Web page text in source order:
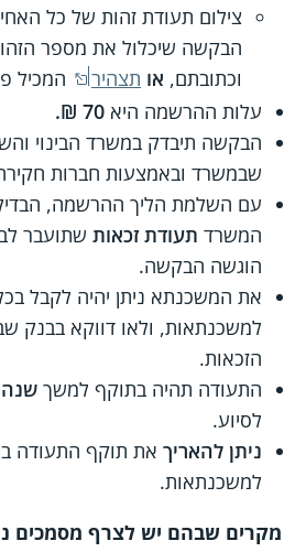
צילום תעודת זהות של כל
הבקשה שיכלול את מספר
וכתובתם, או תצהיר
המכיל
עלות ההרשמה היא 70 ₪.
הבקשה תיבדק במשרד הבינוי
שבמשרד ובאמצעות חברות
עם השלמת הליך ההרשמה,
המשרד תעודת זכאות שתועבר
הוגשה הבקשה.
את המשכנתא ניתן יהיה לקבל
למשכנתאות, ולאו דווקא בבנק
הזכאות.
התעודה תהיה בתוקף למשך שנה
לסיוע.
ניתן להאריך את תוקף התעודה
למשכנתאות.
מקרים שבהם יש לצרף מסמכים